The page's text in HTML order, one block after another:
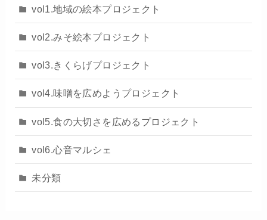
vol1.地域の絵本プロジェクト
vol2.みそ絵本プロジェクト
vol3.きくらげプロジェクト
vol4.味噌を広めようプロジェクト
vol5.食の大切さを広めるプロジェクト
vol6.心音マルシェ
未分類